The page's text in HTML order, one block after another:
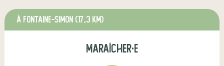
à Fontaine-Simon (17,3 km)
maraîcher·e